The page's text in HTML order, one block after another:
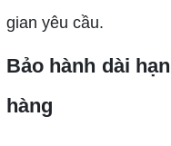
gian yêu cầu.
Bảo hành dài
hàng